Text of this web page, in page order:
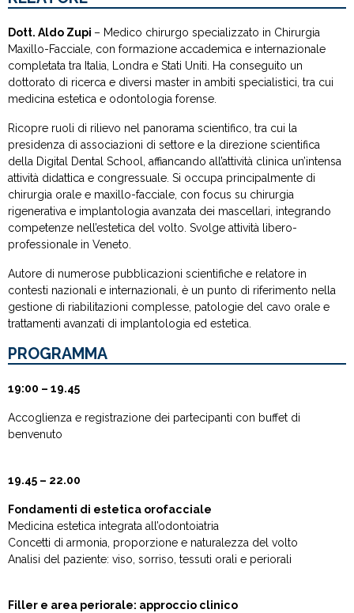
Dott. Aldo Zupi – Medico chirurgo specializzato in Chirurgia
Maxillo-Facciale, con formazione accademica e internazionale
completata tra Italia, Londra e Stati Uniti. Ha conseguito un
dottorato di ricerca e diversi master in ambiti specialistici, tra cui
medicina estetica e odontologia forense.
Ricopre ruoli di rilievo nel panorama scientifico, tra cui la
presidenza di associazioni di settore e la direzione scientifica
della Digital Dental School, affiancando all’attività clinica un’intensa
attività didattica e congressuale. Si occupa principalmente di
chirurgia orale e maxillo-facciale, con focus su chirurgia
rigenerativa e implantologia avanzata dei mascellari, integrando
competenze nell’estetica del volto. Svolge attività libero-
professionale in Veneto.
Autore di numerose pubblicazioni scientifiche e relatore in
contesti nazionali e internazionali, è un punto di riferimento nella
gestione di riabilitazioni complesse, patologie del cavo orale e
trattamenti avanzati di implantologia ed estetica.
PROGRAMMA
19:00 – 19.45
Accoglienza e registrazione dei partecipanti con buffet di
benvenuto
19.45 – 22.00
Fondamenti di estetica orofacciale
Medicina estetica integrata all’odontoiatria
Concetti di armonia, proporzione e naturalezza del volto
Analisi del paziente: viso, sorriso, tessuti orali e periorali
Filler e area periorale: approccio clinico